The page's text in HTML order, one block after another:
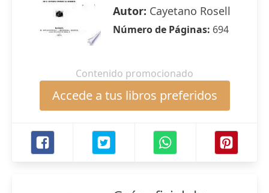
Autor: Cayetano Rosell
Número de Páginas: 694
Contenido promocionado
Accede a tus libros preferidos